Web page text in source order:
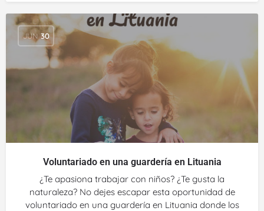
JUN 30
Voluntariado en una guardería en Lituania
¿Te apasiona trabajar con niños? ¿Te gusta la
naturaleza? No dejes escapar esta oportunidad de
voluntariado en una guardería en Lituania donde los